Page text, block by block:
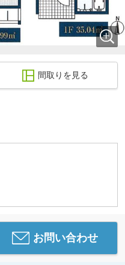
間取りを見る
お問い合わせ